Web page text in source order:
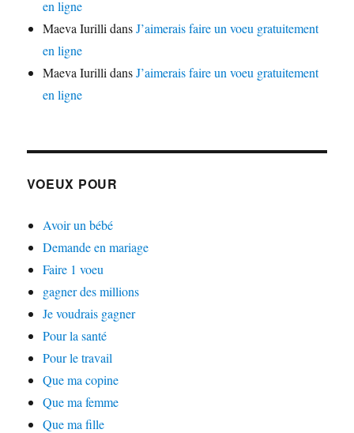
en ligne
Maeva Iurilli dansJ’aimerais faire un voeu gratuitement
en ligne
Maeva Iurilli dansJ’aimerais faire un voeu gratuitement
en ligne
VOEUX POUR
Avoir un bébé
Demande en mariage
Faire 1 voeu
gagner des millions
Je voudrais gagner
Pour la santé
Pour le travail
Que ma copine
Que ma femme
Que ma fille